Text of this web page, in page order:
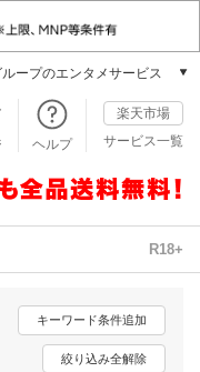
ープのエンタメサービス
本/ゲーム/CD/DVD
楽天ブックス
楽天Kobo
動画配信
楽天TV
ヘルプ
楽天市場
サービス一覧
R18+
キーワード条件追加
絞り込み全解除